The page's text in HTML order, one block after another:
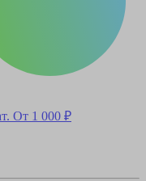
От 1 000 ₽